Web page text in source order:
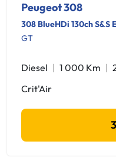
Peugeot 308
308 BlueHDi 130ch S&S
GT
Diesel 1 000 Km
Crit'Air